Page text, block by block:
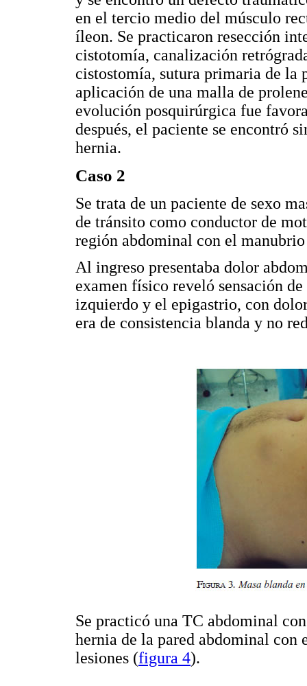
en el tercio medio del músculo
íleon. Se practicaron resección
cistotomía, canalización
cistostomía, sutura primaria de
aplicación de una malla de
evolución posquirúrgica fue
después, el paciente se encontró
hernia.
Caso 2
Se trata de un paciente de sexo
de tránsito como conductor de
región abdominal con el
Al ingreso presentaba dolor
examen físico reveló sensación
izquierdo y el epigastrio, con
era de consistencia blanda y no
Se practicó una TC abdominal
hernia de la pared abdominal con
lesiones (figura 4).